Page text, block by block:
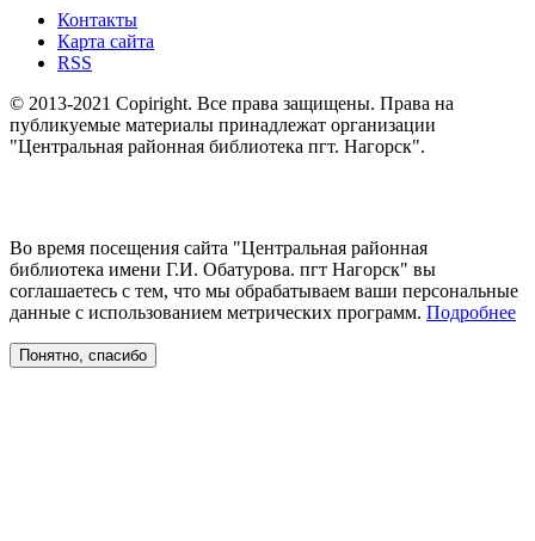
Контакты
Карта сайта
RSS
© 2013-2021 Copiright. Все права защищены. Права на
публикуемые материалы принадлежат организации
"Центральная районная библиотека пгт. Нагорск".
Во время посещения сайта "Центральная районная
библиотека имени Г.И. Обатурова. пгт Нагорск" вы
соглашаетесь с тем, что мы обрабатываем ваши персональные
данные с использованием метрических программ. Подробнее
Понятно, спасибо